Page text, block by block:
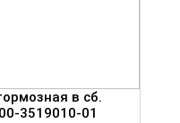
в сб.
3519010-01